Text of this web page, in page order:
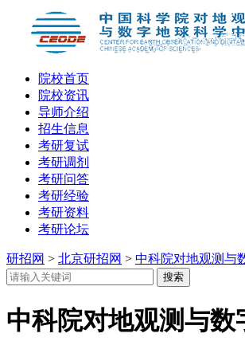
院校首页
院校资讯
导师介绍
招生信息
考研复试
考研调剂
考研问答
考研经验
考研资料
考研论坛
研招网 > 北京研招网 > 中科院对地观测与
中科院对地观测与